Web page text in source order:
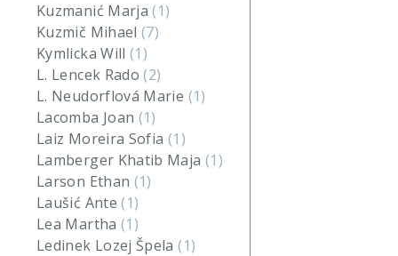
Kuzmanić Marja(1)
Kuzmič Mihael(7)
Kymlicka Will(1)
L. Lencek Rado(2)
L. Neudorflová Marie (1)
Lacomba Joan (1)
Laiz Moreira Sofia (1)
Lamberger Khatib Maja (1)
Larson Ethan (1)
Laušić Ante(1)
Lea Martha (1)
Ledinek Lozej Špela(1)